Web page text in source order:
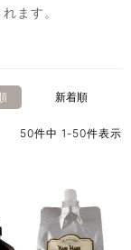
ます。
新着順
50件中 1 -50件表示